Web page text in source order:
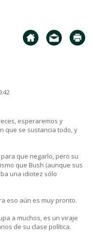
esperaremos y
que se sustancia todo, y
que negarlo, pero su
que Bush (aunque sus
una idiotez sólo
eso aún es muy pronto.
a muchos, es un viraje
de su clase política.